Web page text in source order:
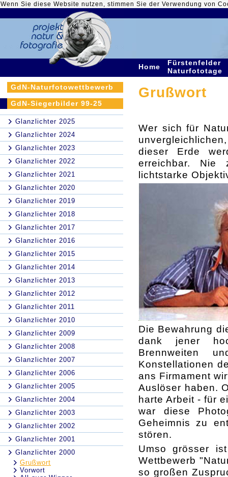
Wenn Sie diese Website nutzen, stimmen Sie der Verwendung von
Home
Fürstenfelder
Naturfototage
GdN-Naturfotowettbewerb
GdN-Siegerbilder 99-25
Glanzlichter 2025
Glanzlichter 2024
Glanzlichter 2023
Glanzlichter 2022
Glanzlichter 2021
Glanzlichter 2020
Glanzlichter 2019
Glanzlichter 2018
Glanzlichter 2017
Glanzlichter 2016
Glanzlichter 2015
Glanzlichter 2014
Glanzlichter 2013
Glanzlichter 2012
Glanzlichter 2011
Glanzlichter 2010
Glanzlichter 2009
Glanzlichter 2008
Glanzlichter 2007
Glanzlichter 2006
Glanzlichter 2005
Glanzlichter 2004
Glanzlichter 2003
Glanzlichter 2002
Glanzlichter 2001
Glanzlichter 2000
Grußwort
Vorwort
Grußwort
Wer sich für
dieser Erde
erreichbar. Nie
lichtstarke
Die Bewahrung
dank jener
Brennweiten
Konstellationen
ans Firmament
Auslöser haben.
harte Arbeit - für
war diese
Geheimnis zu
stören.
Umso grösser
Wettbewerb
so großen